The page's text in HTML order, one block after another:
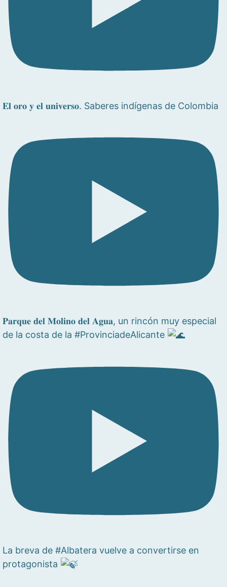
𝐄𝐥 𝐨𝐫𝐨 𝐲 𝐞𝐥 𝐮𝐧𝐢𝐯𝐞𝐫𝐬𝐨. Saberes indígenas de Colombia
𝐏𝐚𝐫𝐪𝐮𝐞 𝐝𝐞𝐥 𝐌𝐨𝐥𝐢𝐧𝐨 𝐝𝐞𝐥 𝐀𝐠𝐮𝐚, un rincón muy especial
de la costa de la #ProvinciadeAlicante
La breva de #Albatera vuelve a convertirse en
protagonista